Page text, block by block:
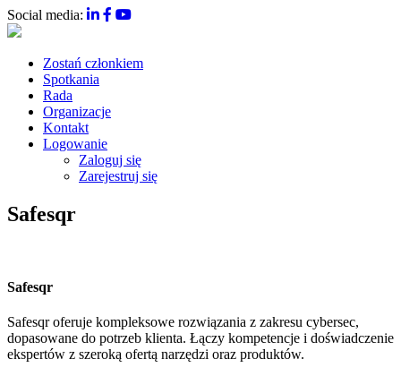
Social media:
Zostań członkiem
Spotkania
Rada
Organizacje
Kontakt
Logowanie
Zaloguj się
Zarejestruj się
Safesqr
Safesqr
Safesqr oferuje kompleksowe rozwiązania z zakresu cybersec,
dopasowane do potrzeb klienta. Łączy kompetencje i doświadczenie
ekspertów z szeroką ofertą narzędzi oraz produktów.